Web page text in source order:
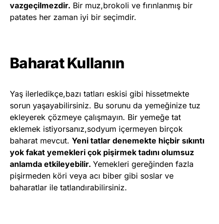
vazgeçilmezdir. Bir muz,brokoli ve fırınlanmış bir
patates her zaman iyi bir seçimdir.
Baharat Kullanın
Yaş ilerledikçe,bazı tatları eskisi gibi hissetmekte
sorun yaşayabilirsiniz. Bu sorunu da yemeğinize tuz
ekleyerek çözmeye çalışmayın. Bir yemeğe tat
eklemek istiyorsanız,sodyum içermeyen birçok
baharat mevcut. Yeni tatlar denemekte hiçbir sıkıntı
yok fakat yemekleri çok pişirmek tadını olumsuz
anlamda etkileyebilir. Yemekleri gereğinden fazla
pişirmeden köri veya acı biber gibi soslar ve
baharatlar ile tatlandırabilirsiniz.